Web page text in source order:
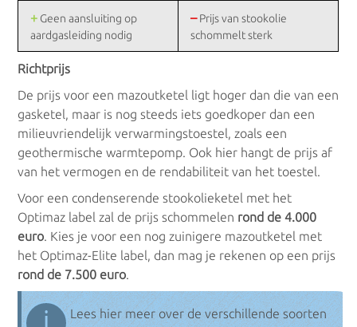
+Geen aansluiting op
aardgasleiding nodig
–Prijs van stookolie
schommelt sterk
Richtprijs
De prijs voor een mazoutketel ligt hoger dan die van een
gasketel, maar is nog steeds iets goedkoper dan een
milieuvriendelijk verwarmingstoestel, zoals een
geothermische warmtepomp. Ook hier hangt de prijs af
van het vermogen en de rendabiliteit van het toestel.
Voor een condenserende stookolieketel met het
Optimaz label zal de prijs schommelen rond de 4.000
euro. Kies je voor een nog zuinigere mazoutketel met
het Optimaz-Elite label, dan mag je rekenen op een prijs
rond de 7.500 euro.
ℹ
Lees hier meer over de verschillende soorten